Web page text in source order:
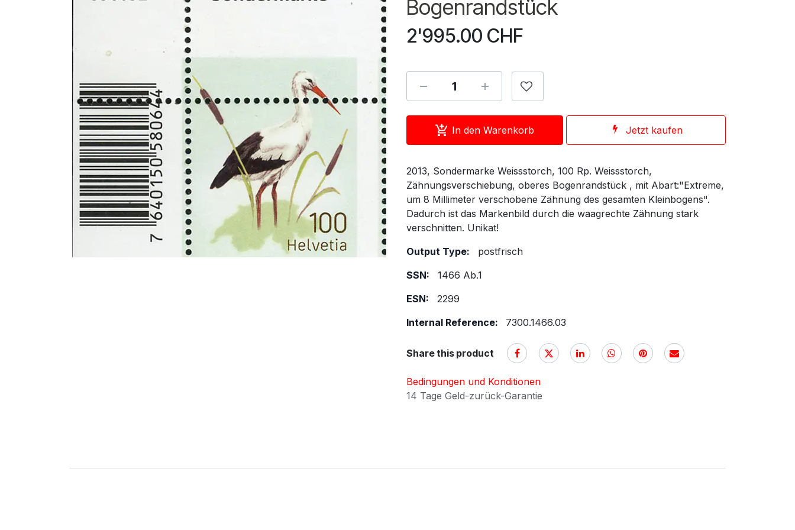
Bogenrandstück
2'995.00 CHF
In den Warenkorb Jetzt kaufen
2013, Sondermarke Weissstorch, 100 Rp. Weissstorch,
Zähnungsverschiebung, oberes Bogenrandstück , mit Abart:"Extreme,
um 8 Millimeter verschobene Zähnung des gesamten Kleinbogens".
Dadurch ist das Markenbild durch die waagrechte Zähnung stark
verschnitten. Unikat!
Output Type:
postfrisch
SSN:
1466 Ab.1
ESN:
2299
Internal Reference:
7300.1466.03
Share this product
Bedingungen und Konditionen
14 Tage Geld-zurück-Garantie